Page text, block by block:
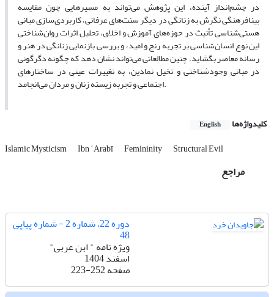
در چشم‌انداز آینده، این پژوهش می‌تواند به مسیرهایی چون مقایسه
بینافرهنگی نگرش به زنانگی در دیگر سنت‌های عرفانی، کاربردی‌سازی مبانی
هستی‌شناسی تأنیث در حوزه‌های آموزش و اخلاق، تحلیل اثرات روان‌شناختی
این نوع انسان‌شناسی بر تجربه رنج و امید، و بررسی بازنمایی زنانگی در هنر و
رسانه معاصر بگشاید. چنین مطالعاتی می‌تواند نشان دهد که چگونه دگرگونی
در مبانی وجودشناختی و تخیل نمادین، به تغییرات عینی در ساختارهای
اجتماعی و تجربه زیسته زنان و مردان می‌انجامد.
کلیدواژه‌ها English
Islamic Mysticism Ibn ʿArabī Femininity Structural Evil
مراجع
دوره 22، شماره 2 - شماره پیاپی
48
ویژه نامه " ابن عربی"
اسفند 1404
صفحه223-252